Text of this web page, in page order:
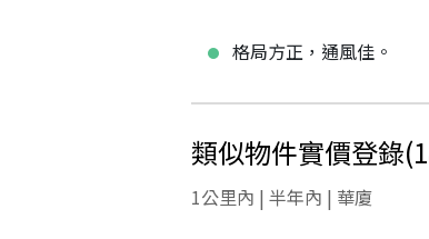
格局方正，通風佳。
類似物件實價登錄(
1公里內 | 半年內 | 華廈